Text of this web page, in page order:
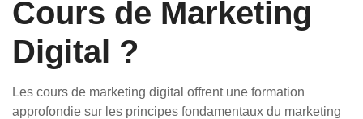
Cours de Marketing
Digital ?
Les cours de marketing digital offrent une formation
approfondie sur les principes fondamentaux du marketing